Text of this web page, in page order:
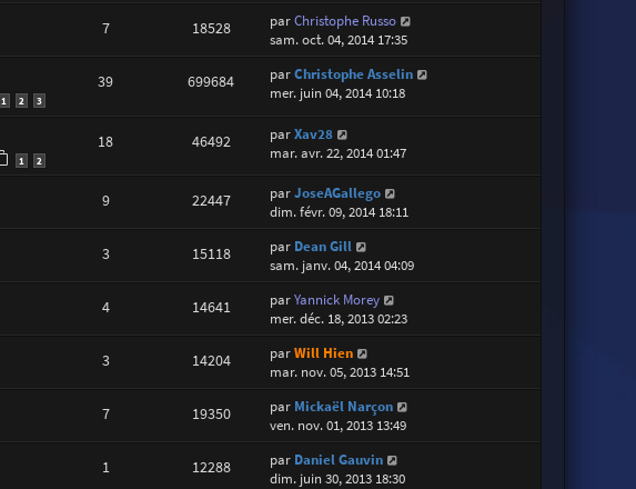
7 18528 parChristophe Russo
sam. oct. 04, 2014 17:35
1 2 3
39 699684 parChristophe Asselin
mer. juin 04, 2014 10:18
1 2
18 46492 parXav28
mar. avr. 22, 2014 01:47
9 22447 parJoseAGallego
dim. févr. 09, 2014 18:11
3 15118 par Dean Gill
sam. janv. 04, 2014 04:09
4 14641 parYannick Morey
mer. déc. 18, 2013 02:23
3 14204 parWill Hien
mar. nov. 05, 2013 14:51
7 19350 par Mickaël Narçon
ven. nov. 01, 2013 13:49
1 12288 par Daniel Gauvin
dim. juin 30, 2013 18:30